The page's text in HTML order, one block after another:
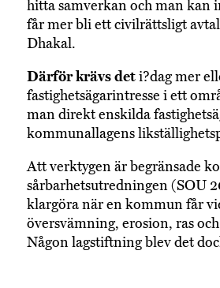
hitta samverkan och man kan
får mer bli ett civilrättsligt
Dhakal.
Därför krävs deti?dag mer
fastighetsägarintresse i ett
man direkt enskilda
kommunallagens
Att verktygen är begränsade
sårbarhetsutredningen (SOU
klargöra när en kommun får
översvämning, erosion, ras
Någon lagstiftning blev det